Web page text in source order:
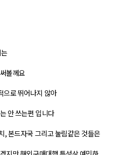
볼께요
으로 뛰어나지 않아
안 쓰는편 입니다
, 본드자국 그리고 눌림같은 것들은